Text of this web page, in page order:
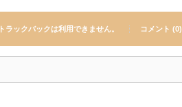
トラックバックは利用できません。 コメント (0)